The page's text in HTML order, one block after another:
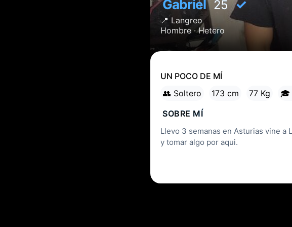
Gabriel 25 ✓
📍 Langreo
Hombre ·Hetero
UN POCO DE MÍ
👥 Soltero
173 cm 77 Kg 🎓
SOBRE MÍ
Llevo 3 semanas en Asturias vine a
y tomar algo por aqui.